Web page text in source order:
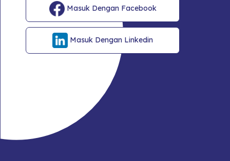
Masuk Dengan Facebook
Masuk Dengan Linkedin